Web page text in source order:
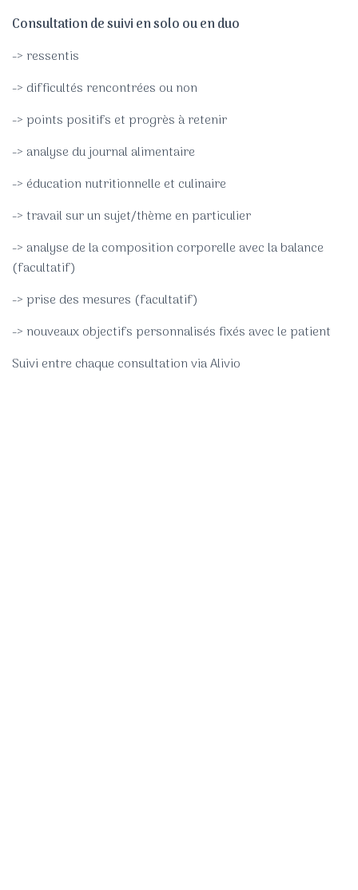
Consultation de suivi en solo ou en duo
-> ressentis
-> difficultés rencontrées ou non
-> points positifs et progrès à retenir
-> analyse du journal alimentaire
-> éducation nutritionnelle et culinaire
-> travail sur un sujet/thème en particulier
-> analyse de la composition corporelle avec la balance
(facultatif)
-> prise des mesures (facultatif)
-> nouveaux objectifs personnalisés fixés avec le patient
Suivi entre chaque consultation via Alivio